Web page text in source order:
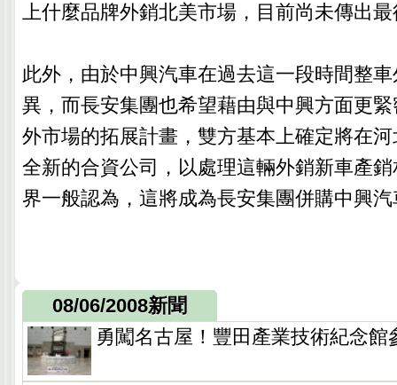
上什麼品牌外銷北美市場，目前尚未傳出
此外，由於中興汽車在過去這一段時間整
異，而長安集團也希望藉由與中興方面更
外市場的拓展計畫，雙方基本上確定將在
全新的合資公司，以處理這輛外銷新車產
界一般認為，這將成為長安集團併購中興
08/06/2008新聞
勇闖名古屋！豐田產業技術紀念館